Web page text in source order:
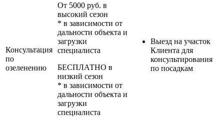
Консультация
по
озеленению
От 5000 руб. в
высокий сезон
* в зависимости от
дальности объекта и
загрузки
специалиста
БЕСПЛАТНО в
низкий сезон
* в зависимости от
дальности объекта и
загрузки
специалиста
Выезд на участок
Клиента для
консультирования
по посадкам